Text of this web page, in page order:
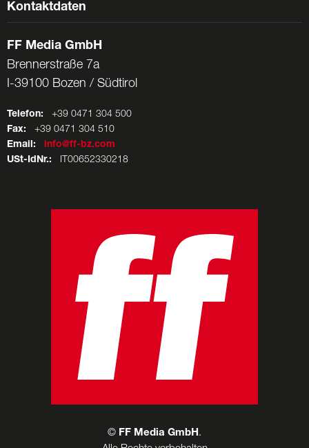
Kontaktdaten
FF Media GmbH
Brennerstraße 7a
I-39100 Bozen / Südtirol
Telefon: +39 0471 304 500
Fax: +39 0471 304 510
Email:
info@ff-bz.com
USt-IdNr.: IT00652330218
© FF Media GmbH.